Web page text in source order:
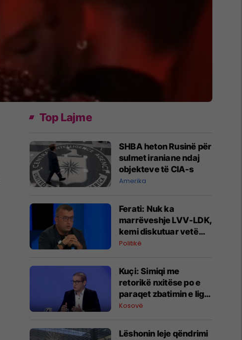
Top Lajme
SHBA heton Rusinë për
sulmet iraniane ndaj
objekteve të CIA-s
Amerika
Ferati: Nuk ka
marrëveshje LVV-LDK,
kemi diskutuar vetëm
për parime
Politikë
Kuçi: Simiqi me
retorikë nxitëse po e
paraqet zbatimin e ligjit
në veri si "spastrim
Kosovë
Lëshonin leje qëndrimi